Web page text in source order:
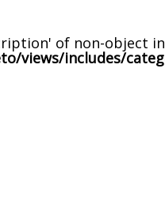
of non-object in
views/includes/